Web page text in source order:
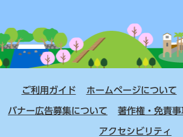
ご利用ガイド ホームページについて
バナー広告募集について 著作権・免責事
アクセシビリティ